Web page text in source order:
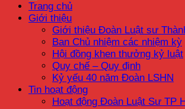
Trang chủ
Giới thiệu
Giới thiệu Đoàn Luật sư
Ban Chủ nhiệm các nhiệm kỳ
Hội đồng khen thưởng kỷ luật
Quy chế – Quy định
Kỷ yếu 40 năm Đoàn LSHN
Tin hoạt động
Hoạt động Đoàn Luật Sư TP